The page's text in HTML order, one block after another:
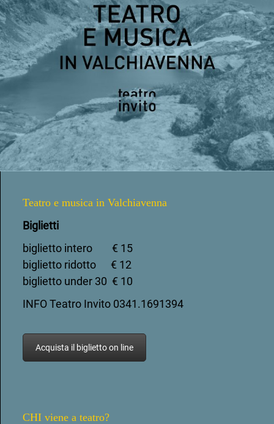
Teatro e musica in Valchiavenna
Biglietti
biglietto intero € 15
biglietto ridotto € 12
biglietto under 30 € 10
INFO Teatro Invito 0341.1691394
Acquista il biglietto on line
CHI viene a teatro?